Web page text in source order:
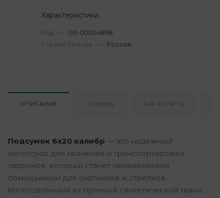
Характеристики
Код — 00-00024868
Страна бренда — Россия
ОПИСАНИЕ ОТЗЫВЫ КАК КУПИТЬ
Подсумок 6х20 калибр — это надежный
аксессуар для хранения и транспортировки
патронов, который станет незаменимым
помощником для охотников и стрелков.
Изготовленный из прочной синтетической ткани,